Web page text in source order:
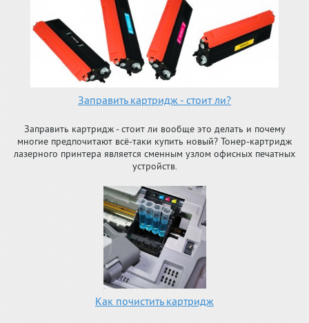
Заправить картридж - стоит ли?
Заправить картридж - стоит ли вообще это делать и почему
многие предпочитают всё-таки купить новый? Тонер-картридж
лазерного принтера является сменным узлом офисных печатных
устройств.
Как почистить картридж